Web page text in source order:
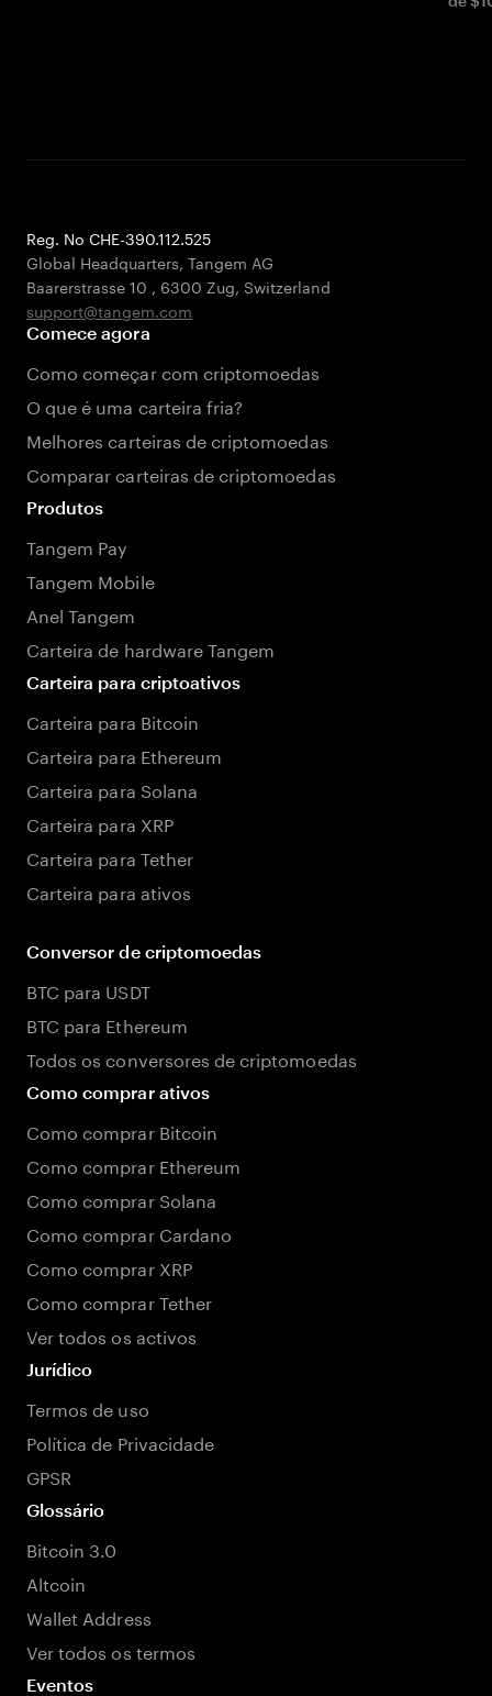
Reg. No CHE-390.112.525
Global Headquarters, Tangem AG
Baarerstrasse 10 , 6300 Zug, Switzerland
support@tangem.com
Comece agora
Como começar com criptomoedas
O que é uma carteira fria?
Melhores carteiras de criptomoedas
Comparar carteiras de criptomoedas
Produtos
Tangem Pay
Tangem Mobile
Anel Tangem
Carteira de hardware Tangem
Carteira para criptoativos
Carteira para Bitcoin
Carteira para Ethereum
Carteira para Solana
Carteira para XRP
Carteira para Tether
Carteira para ativos
Conversor de criptomoedas
BTC para USDT
BTC para Ethereum
Todos os conversores de criptomoedas
Como comprar ativos
Como comprar Bitcoin
Como comprar Ethereum
Como comprar Solana
Como comprar Cardano
Como comprar XRP
Como comprar Tether
Ver todos os activos
Jurídico
Termos de uso
Política de Privacidade
GPSR
Glossário
Bitcoin 3.0
Altcoin
Wallet Address
Ver todos os termos
Eventos